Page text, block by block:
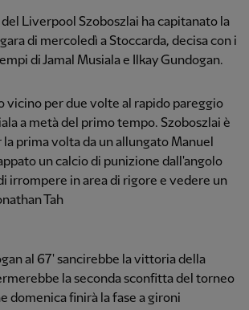
del Liverpool Szoboszlai ha capitanato la
di mercoledì a Stoccarda, decisa con i
di Jamal Musiala e Ilkay Gundogan.
vicino per due volte al rapido pareggio
a metà del primo tempo. Szoboszlai è
prima volta da un allungato Manuel
un calcio di punizione dall'angolo
irrompere in area di rigore e vedere un
Tah
al 67' sancirebbe la vittoria della
la seconda sconfitta del torneo
domenica finirà la fase a gironi